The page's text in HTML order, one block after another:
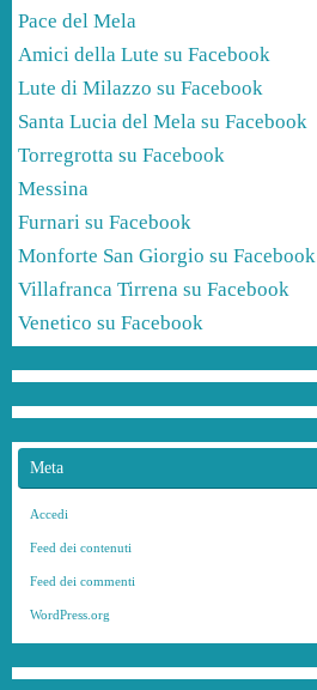
Pace del Mela
Amici della Lute su Facebook
Lute di Milazzo su Facebook
Santa Lucia del Mela su Facebook
Torregrotta su Facebook
Messina
Furnari su Facebook
Monforte San Giorgio su Facebook
Villafranca Tirrena su Facebook
Venetico su Facebook
Meta
Accedi
Feed dei contenuti
Feed dei commenti
WordPress.org